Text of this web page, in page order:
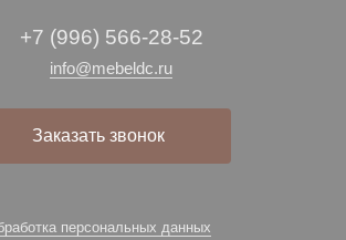
+7 (996) 566-28-52
info@mebeldc.ru
Заказать звонок
персональных данных